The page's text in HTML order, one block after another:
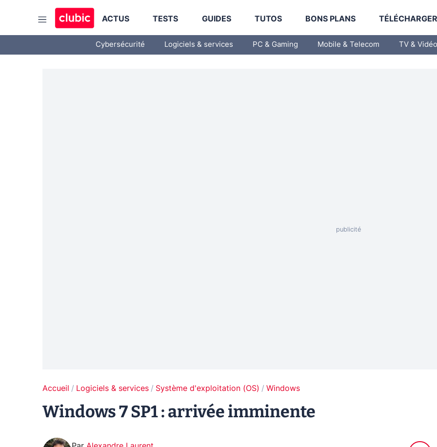
ACTUS TESTS GUIDES TUTOS BONS PLANS
Cybersécurité Logiciels & services PC & Gaming Mobile & Telecom TV & Vidéo
Accueil Logiciels & services Système d'exploitation (OS) Windows
Windows 7 SP1 : arrivée imminente